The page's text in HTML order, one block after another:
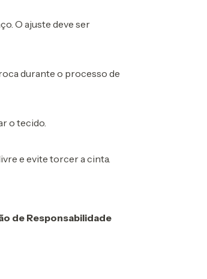
O ajuste deve ser
durante o processo de
o tecido.
e evite torcer a cinta.
de Responsabilidade